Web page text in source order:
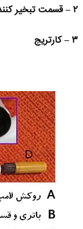
۲ – قسمت تبخیر کننده
۳ – کارتریج